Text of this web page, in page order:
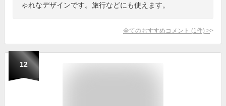
ゃれなデザインです。旅行などにも使えます。
全てのおすすめコメント (1 件) >
12